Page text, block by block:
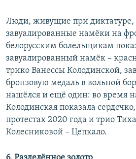
Люди, живущие при диктатуре,
завуалированные намёки на
белорусским болельщикам
завуалированный намёк –
трико Ванессы Колодинской,
бронзовую медаль в вольной
нашёлся и ещё один: во время
Колодинская показала
протестах 2020 года и трио
Колесниковой – Цепкало.